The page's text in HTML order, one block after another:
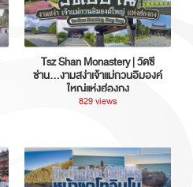
Tsz Shan Monastery | วัดซี
ซ่าน…งามสง่าเจ้าแม่กวนอิมองค์
ใหญ่แห่งฮ่องกง
829 views